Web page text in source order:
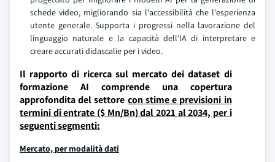
schede video, migliorando sia l'accessibilità che l'esperienza
utente generale. Supporta i progressi nella lavorazione del
linguaggio naturale e la capacità dell'IA di interpretare e
creare accurati didascalie per i video.
Il rapporto di ricerca sul mercato dei dataset di
formazione AI comprende una copertura
approfondita del settore con stime e previsioni in
termini di entrate ($ Mn/Bn) dal 2021 al 2034, per i
seguenti segmenti:
Mercato, per modalità dati